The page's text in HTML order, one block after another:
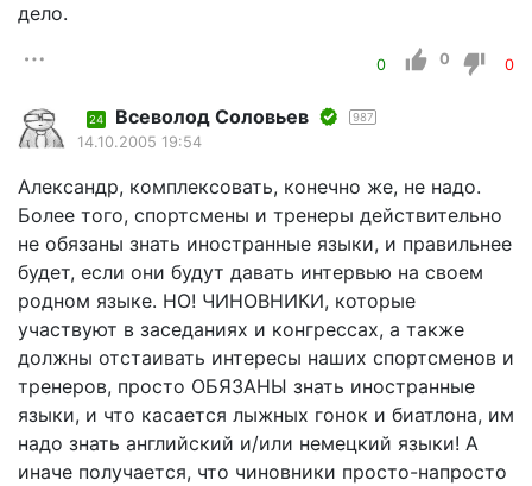
дело.
0 0 0
24 Всеволод Соловьев 987
14.10.2005 19:54
Александр, комплексовать, конечно же, не надо.
Более того, спортсмены и тренеры действительно
не обязаны знать иностранные языки, и правильнее
будет, если они будут давать интервью на своем
родном языке. НО! ЧИНОВНИКИ, которые
участвуют в заседаниях и конгрессах, а также
должны отстаивать интересы наших спортсменов и
тренеров, просто ОБЯЗАНЫ знать иностранные
языки, и что касается лыжных гонок и биатлона, им
надо знать английский и/или немецкий языки! А
иначе получается, что чиновники просто-напросто